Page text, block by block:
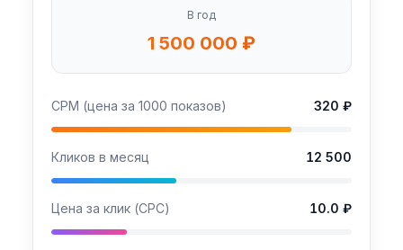
В год
1 500 000 ₽
CPM (цена за 1000 показов) 320 ₽
Кликов в месяц 12 500
Цена за клик (CPC) 10.0 ₽